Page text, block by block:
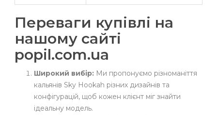
Переваги купівлі на
нашому сайті
popil.com.ua
Широкий вибір: Ми пропонуємо різноманіття
кальянів Sky Hookah різних дизайнів та
конфігурацій, щоб кожен клієнт міг знайти
ідеальну модель.